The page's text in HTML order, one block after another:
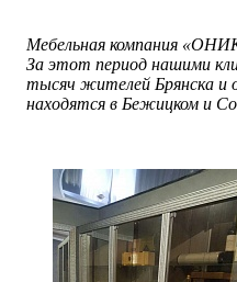
Мебельная компания
За этот период нашими
тысяч жителей Брянска и
находятся в Бежицком и